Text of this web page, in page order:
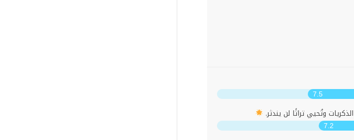
7.5
وتُحيي تراثًا لن يندثر.
7.2